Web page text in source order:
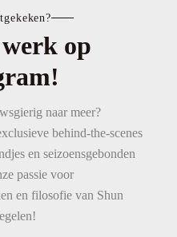
op
naar meer?
behind-the-scenes
en seizoensgebonden
passie voor
en filosofie van Shun